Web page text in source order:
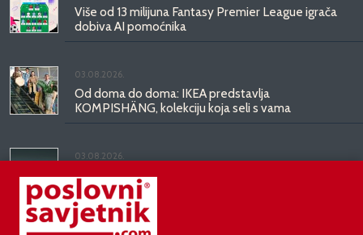
Više od 13 milijuna Fantasy Premier League igrača
dobiva AI pomoćnika
03.08.2026.
Od doma do doma: IKEA predstavlja
KOMPISHÄNG, kolekciju koja seli s vama
03.08.2026.
Kineski BYD predstavio luksuznu limuzinu veću od
Mercedesove S-klase, obećava domet do 1.000
kilometara